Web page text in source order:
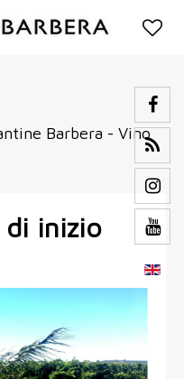
Barbera - Vino
di inizio